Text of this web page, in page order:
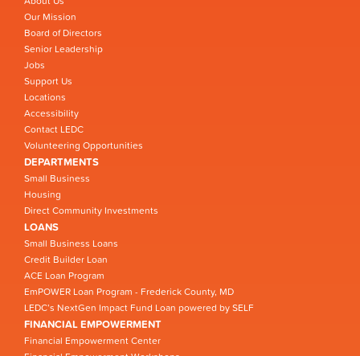
Our Mission
Board of Directors
Senior Leadership
Jobs
Support Us
Locations
Accessibility
Contact LEDC
Volunteering Opportunities
DEPARTMENTS
Small Business
Housing
Direct Community Investments
LOANS
Small Business Loans
Credit Builder Loan
ACE Loan Program
EmPOWER Loan Program - Frederick County, MD
LEDC’s NextGen Impact Fund Loan powered by SELF
FINANCIAL EMPOWERMENT
Financial Empowerment Center